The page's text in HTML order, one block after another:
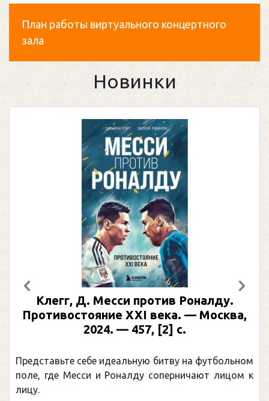
План работы виртуального концертного
зала
Новинки
Роналду.
— Москва,
на футбольном
лицом к
Рабинер, И. Я. Александр
иллюстрированная
Москва, 2024 (макет 2025).
Погоня Александра Овечкина
Предыдущий